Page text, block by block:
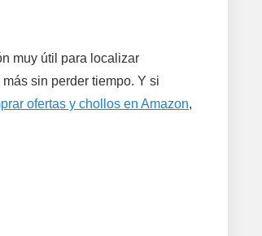
muy útil para localizar
sin perder tiempo. Y si
ofertas y chollos en Amazon,